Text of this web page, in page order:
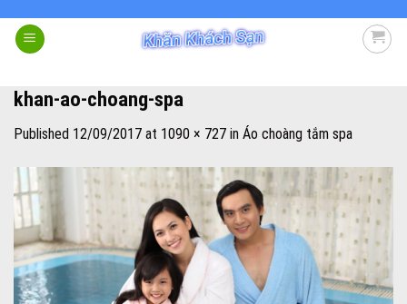
content
khan-ao-choang-spa
Published 12/09/2017 at 1090 × 727 in Áo choàng tắm spa